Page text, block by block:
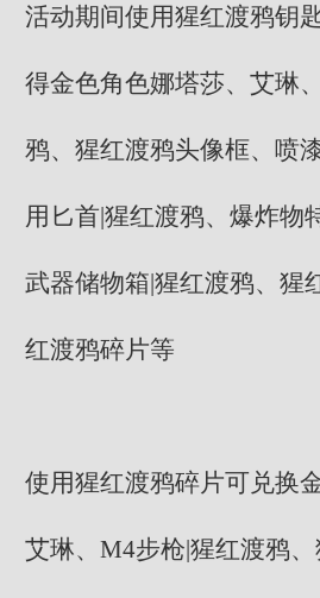
活动期间使用猩红渡鸦钥
得金色角色娜塔莎、艾琳
鸦、猩红渡鸦头像框、喷
用匕首|猩红渡鸦、爆炸物
武器储物箱|猩红渡鸦、猩
红渡鸦碎片等
使用猩红渡鸦碎片可兑换
艾琳、M4步枪|猩红渡鸦